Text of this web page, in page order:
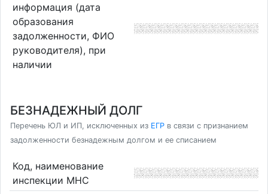
информация (дата
образования
задолженности, ФИО
руководителя), при
наличии
БЕЗНАДЕЖНЫЙ ДОЛГ
Перечень ЮЛ и ИП, исключенных из ЕГР в связи с признанием
задолженности безнадежным долгом и ее списанием
Код, наименование
инспекции МНС